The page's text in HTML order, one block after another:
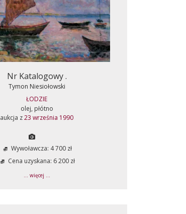
Nr Katalogowy .
Tymon Niesiołowski
ŁODZIE
olej, płótno
aukcja z23 września 1990
Wywoławcza: 4 700 zł
Cena uzyskana: 6 200 zł
... więcej ...